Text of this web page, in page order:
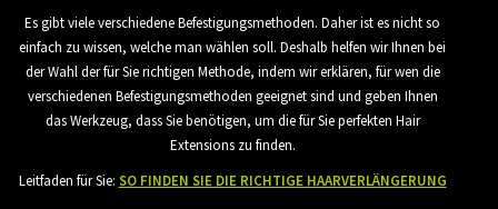
Es gibt viele verschiedene Befestigungsmethoden. Daher ist es nicht so
einfach zu wissen, welche man wählen soll. Deshalb helfen wir Ihnen bei
der Wahl der für Sie richtigen Methode, indem wir erklären, für wen die
verschiedenen Befestigungsmethoden geeignet sind und geben Ihnen
das Werkzeug, dass Sie benötigen, um die für Sie perfekten Hair
Extensions zu finden.
Leitfaden für Sie: SO FINDEN SIE DIE RICHTIGE HAARVERLÄNGERUNG